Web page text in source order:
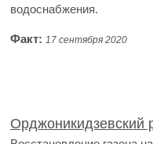
водоснабжения.
Факт: 17 сентября 2020
Орджоникидзевский